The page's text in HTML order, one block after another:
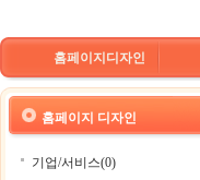
홈페이지디자인
홈페이지 디자인
기업/서비스(0)